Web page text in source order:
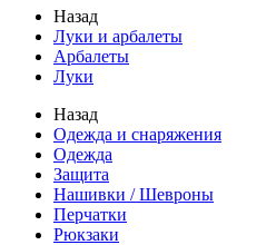
Назад
Луки и арбалеты
Арбалеты
Луки
Назад
Одежда и снаряжения
Одежда
Защита
Нашивки / Шевроны
Перчатки
Рюкзаки